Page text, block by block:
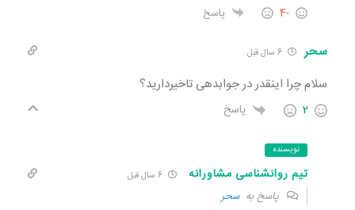
-4 پاسخ
سحر
سلام چرا اینقدر در جوابدهی تاخیردارید؟
2 پاسخ
نویسنده
تیم روانشناسی مشاورانه
پاسخ بهسحر